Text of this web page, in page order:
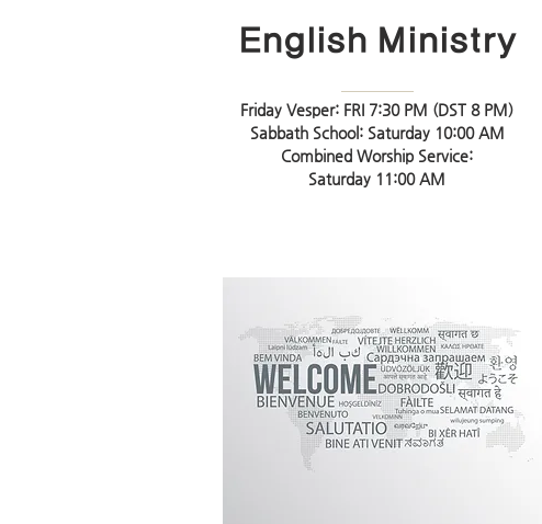
English Ministry
Friday Vesper: FRI 7:30 PM (DST 8 PM)
Sabbath School: Saturday 10:00 AM
​Combined Worship Service:
Saturday 11:00 AM